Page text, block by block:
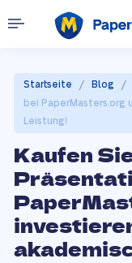
Startseite / Blog /
bei PaperMasters.org
Leistung!
Kaufen